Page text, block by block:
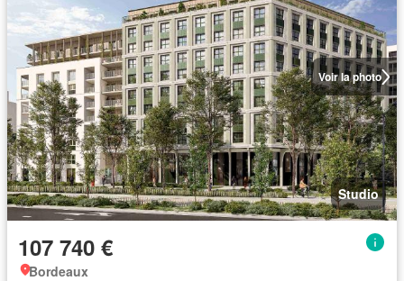
Voir la photo
Studio
107 740 €
Bordeaux